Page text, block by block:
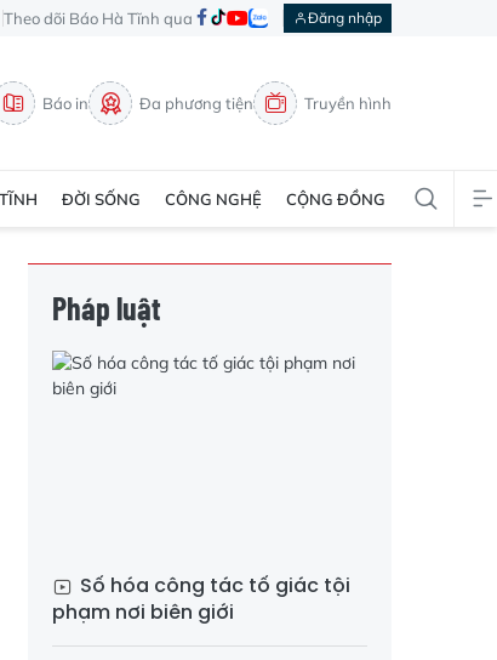
Theo dõi Báo Hà Tĩnh qua Đăng nhập
Báo in Đa phương tiện Truyền hình
ĐỜI SỐNG CÔNG NGHỆ CỘNG ĐỒNG
Pháp luật
Số hóa công tác tố giác tội
phạm nơi biên giới